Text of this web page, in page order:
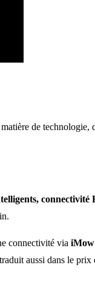
de technologie,
connectivité
connectivité via
aussi dans le